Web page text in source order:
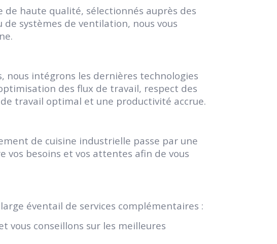
de haute qualité, sélectionnés auprès des
de systèmes de ventilation, nous vous
nous intégrons les dernières technologies
des flux de travail, respect des
travail optimal et une productivité accrue.
de cuisine industrielle passe par une
vos besoins et vos attentes afin de vous
éventail de services complémentaires :
vous conseillons sur les meilleures